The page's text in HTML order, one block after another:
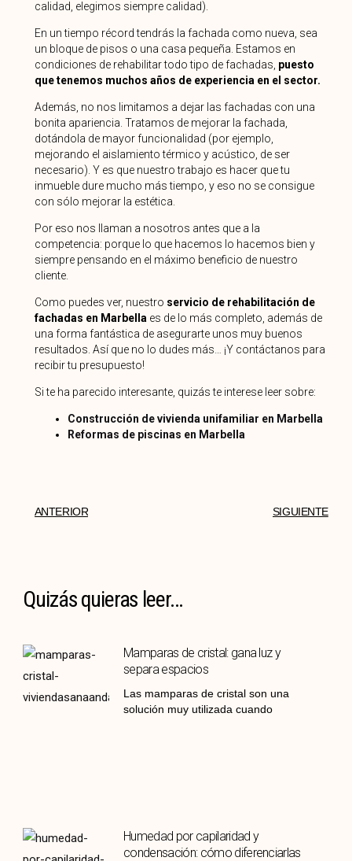
calidad, elegimos siempre calidad).
En un tiempo récord tendrás la fachada como nueva, sea
un bloque de pisos o una casa pequeña. Estamos en
condiciones de rehabilitar todo tipo de fachadas, puesto
que tenemos muchos años de experiencia en el sector.
Además, no nos limitamos a dejar las fachadas con una
bonita apariencia. Tratamos de mejorar la fachada,
dotándola de mayor funcionalidad (por ejemplo,
mejorando el aislamiento térmico y acústico, de ser
necesario). Y es que nuestro trabajo es hacer que tu
inmueble dure mucho más tiempo, y eso no se consigue
con sólo mejorar la estética.
Por eso nos llaman a nosotros antes que a la
competencia: porque lo que hacemos lo hacemos bien y
siempre pensando en el máximo beneficio de nuestro
cliente.
Como puedes ver, nuestro servicio de rehabilitación de
fachadas en Marbella es de lo más completo, además de
una forma fantástica de asegurarte unos muy buenos
resultados. Así que no lo dudes más… ¡Y contáctanos para
recibir tu presupuesto!
Si te ha parecido interesante, quizás te interese leer sobre:
Construcción de vivienda unifamiliar en Marbella
Reformas de piscinas en Marbella
ANTERIOR SIGUIENTE
Quizás quieras leer...
Mamparas de cristal: gana luz y
separa espacios
Las mamparas de cristal son una
solución muy utilizada cuando
Humedad por capilaridad y
condensación: cómo diferenciarlas